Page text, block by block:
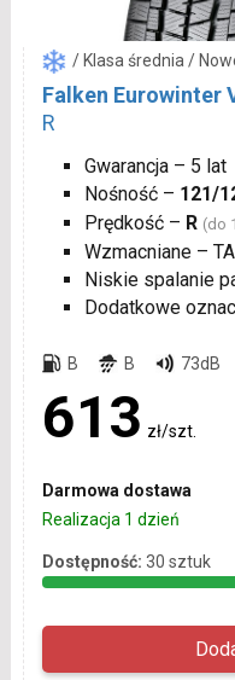
/ Klasa średnia /
Falken Eurowinter
R
Gwarancja – 5 lat
Nośność – 121/
Prędkość – R (do
Wzmacniane –
Niskie spalanie
Dodatkowe
B B 73dB
613 zł/szt.
Darmowa dostawa
Realizacja 1 dzień
Dostępność: 30 sztuk